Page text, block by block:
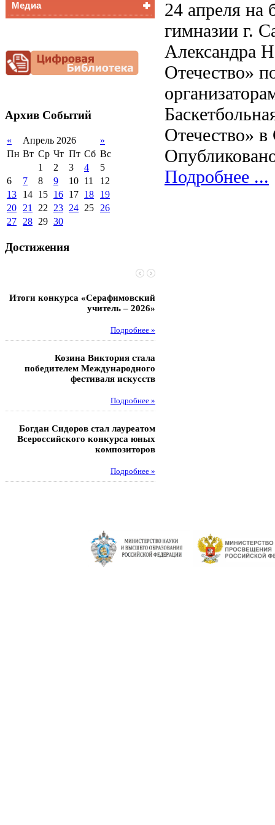
Снижение
документационной
нагрузки
Медиа
Архив Событий
« Апрель 2026
»
Пн Вт Ср Чт Пт Сб Вс
1
2 3 4
5
6
7 8 9 10 11
12
13
14 15 16 17 18
19
20 21 22 23 24 25 26
27 28 29 30
Достижения
Итоги конкурса «Серафимовский
учитель – 2026»
Подробнее »
Козина Виктория стала
победителем Международного
фестиваля искусств
Подробнее »
Богдан Сидоров стал лауреатом
Всероссийского конкурса юных
композиторов
Подробнее »
24 апреля на
гимназии г.
Александра
Отечество»
Отечество» в
Подробнее ...